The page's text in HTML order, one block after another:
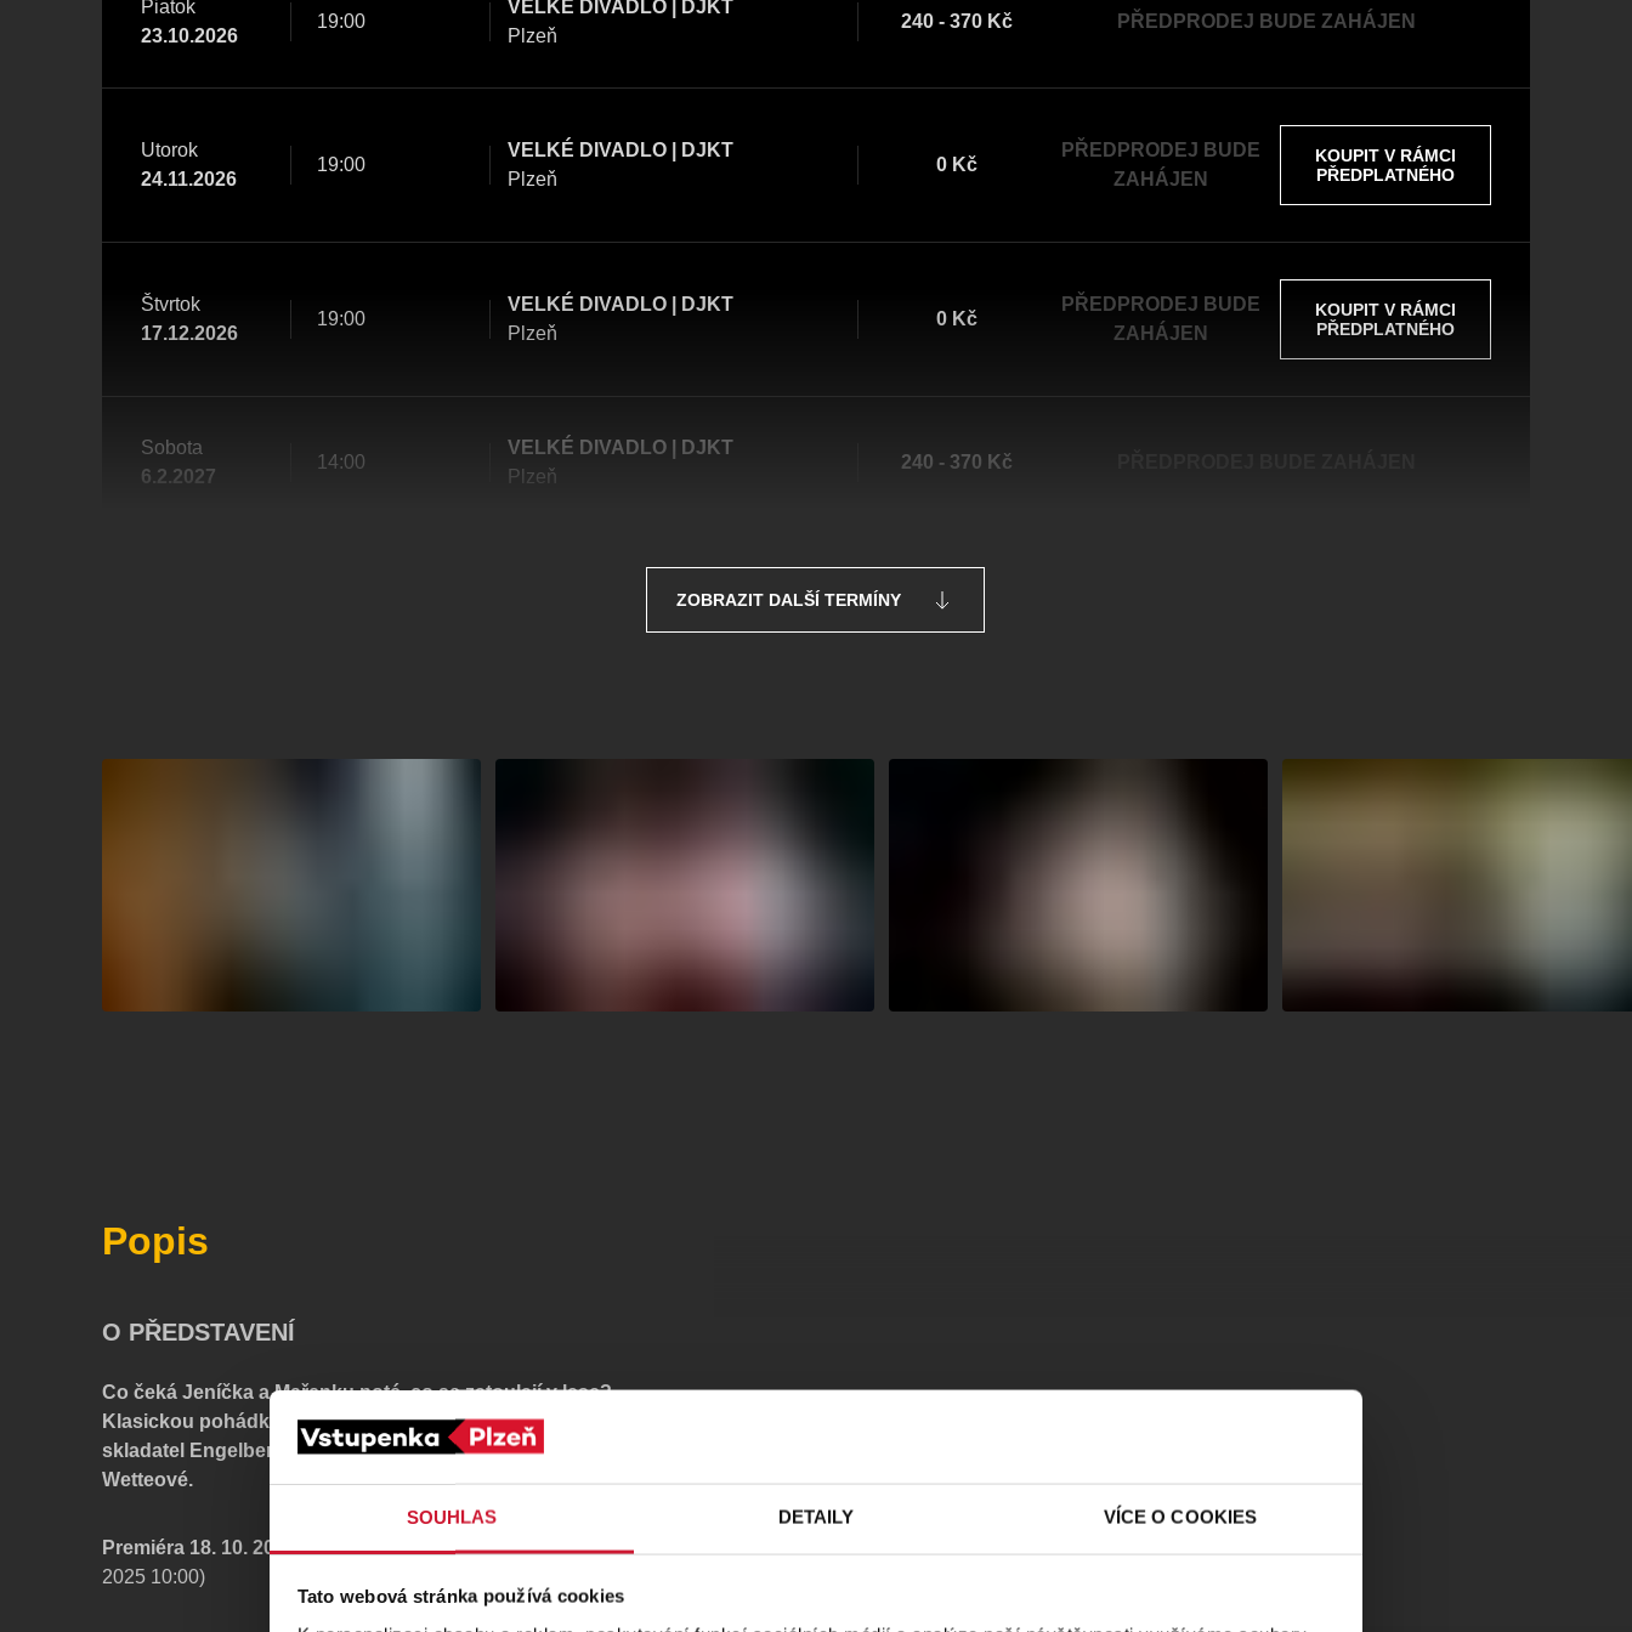
SOUHLAS DETAILY VÍCE O COOKIES
Tato webová stránka používá cookies
Piatok
23.10.2026
19:00
VELKÉ DIVADLO | DJKT
Plzeň
240 - 370 Kč PŘEDPRODEJ BUDE ZAHÁJEN
Utorok
24.11.2026
19:00
VELKÉ DIVADLO | DJKT
Plzeň
0 Kč
PŘEDPRODEJ BUDE
ZAHÁJEN
KOUPIT V RÁMCI
PŘEDPLATNÉHO
Štvrtok
17.12.2026
19:00
VELKÉ DIVADLO | DJKT
Plzeň
0 Kč
PŘEDPRODEJ BUDE
ZAHÁJEN
KOUPIT V RÁMCI
PŘEDPLATNÉHO
Sobota
6.2.2027
14:00
VELKÉ DIVADLO | DJKT
Plzeň
240 - 370 Kč
ZOBRAZIT DALŠÍ TERMÍNY
Popis
O PŘEDSTAVENÍ
Co čeká Jeníčka a Mařenku poté, co se zatoulají v lese?
Klasickou pohádku bratří Grimmů operně zpracoval německý
skladatel Engelbert Humperdinck na libreto své sestry Adelheid
Wetteové.
Premiéra 18. 10. 2025(Vstupenky na premiéru v prodeji od 29. 9.
2025 10:00)